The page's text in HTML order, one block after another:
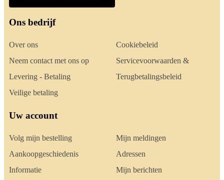
Ons bedrijf
Over ons
Neem contact met ons op
Levering - Betaling
Veilige betaling
Cookiebeleid
Servicevoorwaarden &
Terugbetalingsbeleid
Uw account
Volg mijn bestelling
Aankoopgeschiedenis
Informatie
Mijn meldingen
Adressen
Mijn berichten